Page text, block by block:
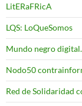
LitERaFRicA
LQS: LoQueSomos
Mundo negro digital.
Nodo50
Red de Solidaridad